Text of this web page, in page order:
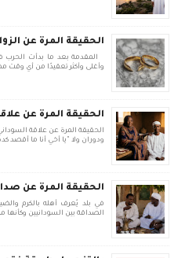
الحقيقة المرة عن
وأغلى وأكثر تعقيدًا من أي
الحقيقة المرة عن
الحقيقة المرة عن علاقة
ودوران ولا "يا أخي أنا ما أقصد
الحقيقة المرة عن
في بلد يُعرف أهله بالكرم
الصداقة بين السودانيين